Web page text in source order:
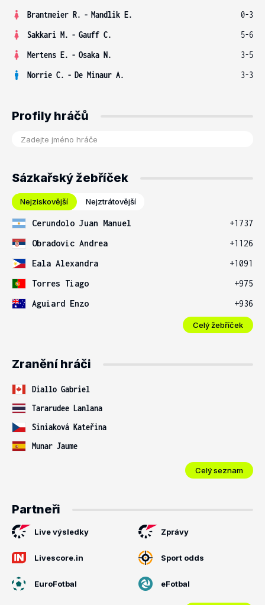
Brantmeier R. - Mandlik E.
0-3
Sakkari M. - Gauff C.
5-6
Mertens E. - Osaka N.
3-5
Norrie C. - De Minaur A. 3-3
Profily hráčů
Sázkařský žebříček
Nejziskovější Nejztrátovější
Cerundolo Juan Manuel
+1737
Obradovic Andrea
+1126
Eala Alexandra
+1091
Torres Tiago
+975
Aguiard Enzo
+936
Celý žebříček
Zranění hráči
Diallo Gabriel
Tararudee Lanlana
Siniaková Kateřina
Munar Jaume
Celý seznam
Partneři
Live výsledky Zprávy
Livescore.in Sport odds
EuroFotbal eFotbal